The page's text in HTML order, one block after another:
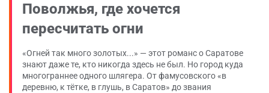
Поволжья, где хочется
пересчитать огни
«Огней так много золотых...» — этот романс о Саратове
знают даже те, кто никогда здесь не был. Но город куда
многограннее одного шлягера. От фамусовского «в
деревню, к тётке, в глушь, в Саратов» до звания